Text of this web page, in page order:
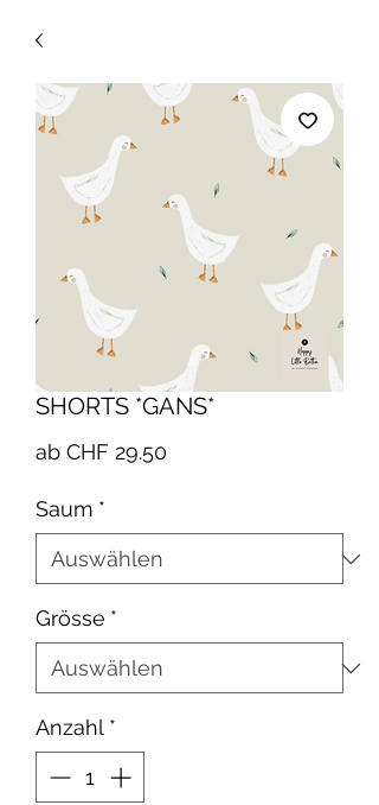
SHORTS *GANS*
ab CHF 29.50
Saum *
Grösse *
Anzahl *